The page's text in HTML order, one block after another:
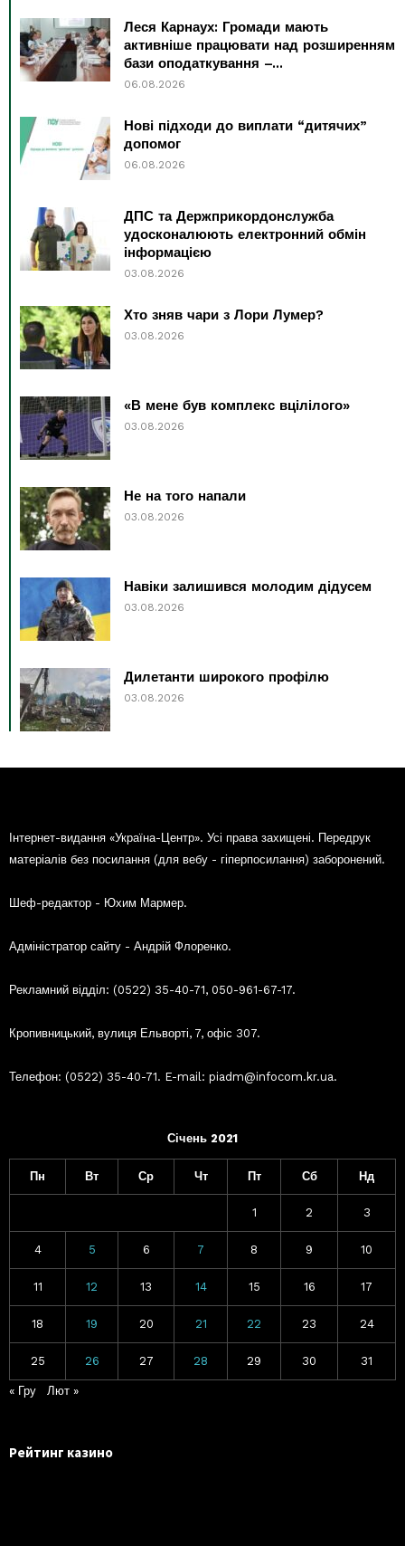
Леся Карнаух: Громади мають
активніше працювати над розширенням
бази оподаткування –...
06.08.2026
Нові підходи до виплати “дитячих”
допомог
06.08.2026
ДПС та Держприкордонслужба
удосконалюють електронний обмін
інформацією
03.08.2026
Хто зняв чари з Лори Лумер?
03.08.2026
«В мене був комплекс вцілілого»
03.08.2026
Не на того напали
03.08.2026
Навіки залишився молодим дідусем
03.08.2026
Дилетанти широкого профілю
03.08.2026
Інтернет-видання «Україна-Центр». Усі права захищені. Передрук
матеріалів без посилання (для вебу - гіперпосилання) заборонений.
Шеф-редактор - Юхим Мармер.
Адміністратор сайту - Андрій Флоренко.
Рекламний відділ: (0522) 35-40-71, 050-961-67-17.
Кропивницький, вулиця Ельворті, 7, офіс 307.
Телефон: (0522) 35-40-71. E-mail: piadm@infocom.kr.ua.
Січень 2021
Пн Вт Ср Чт Пт Сб Нд
1 2 3
4 5 6 7 8 9 10
11 12 13 14 15 16 17
18 19 20 21 22 23 24
25 26 27 28 29 30 31
« Гру Лют »
Рейтинг казино